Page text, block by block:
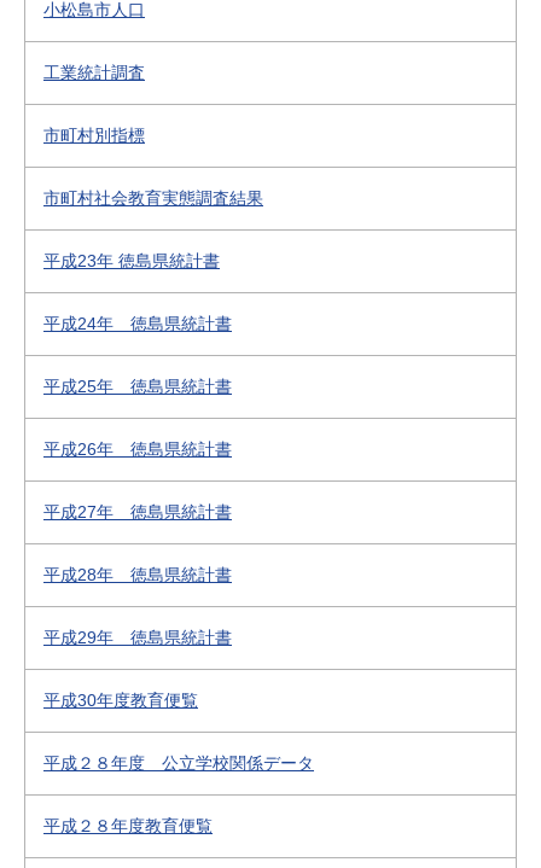
小松島市人口
工業統計調査
市町村別指標
市町村社会教育実態調査結果
平成23年 徳島県統計書
平成24年 徳島県統計書
平成25年 徳島県統計書
平成26年 徳島県統計書
平成27年 徳島県統計書
平成28年 徳島県統計書
平成29年 徳島県統計書
平成30年度教育便覧
平成２８年度 公立学校関係データ
平成２８年度教育便覧